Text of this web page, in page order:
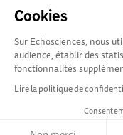
Cookies
Sur Echosciences, nous
audience, établir des
fonctionnalités
Lire la politique de
Explorer, s’exprimer,
est le réseau social
technologies du
Mentions légales|
Ligne éditoriale